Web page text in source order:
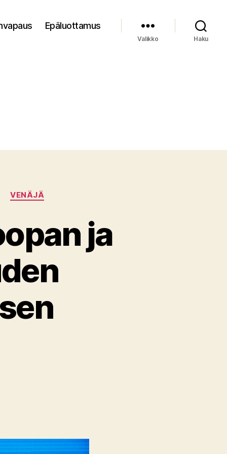
Epäluottamus
Valikko Haku
VENÄJÄ
ja